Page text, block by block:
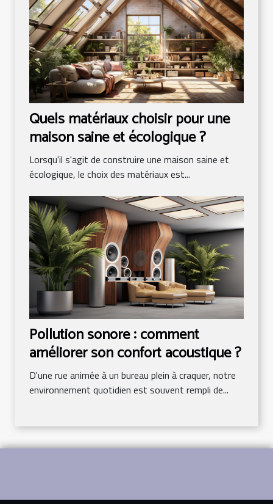
Quels matériaux choisir pour une
maison saine et écologique ?
Lorsqu'il s'agit de construire une maison saine et
écologique, le choix des matériaux est...
Pollution sonore : comment
améliorer son confort acoustique ?
D'une rue animée à un bureau plein à craquer, notre
environnement quotidien est souvent rempli de...